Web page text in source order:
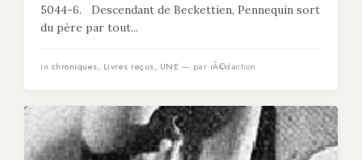
5044-6. Descendant de Beckettien, Pennequin sort
du père par tout...
in chroniques, Livres reçus, UNE — par rÃ©daction